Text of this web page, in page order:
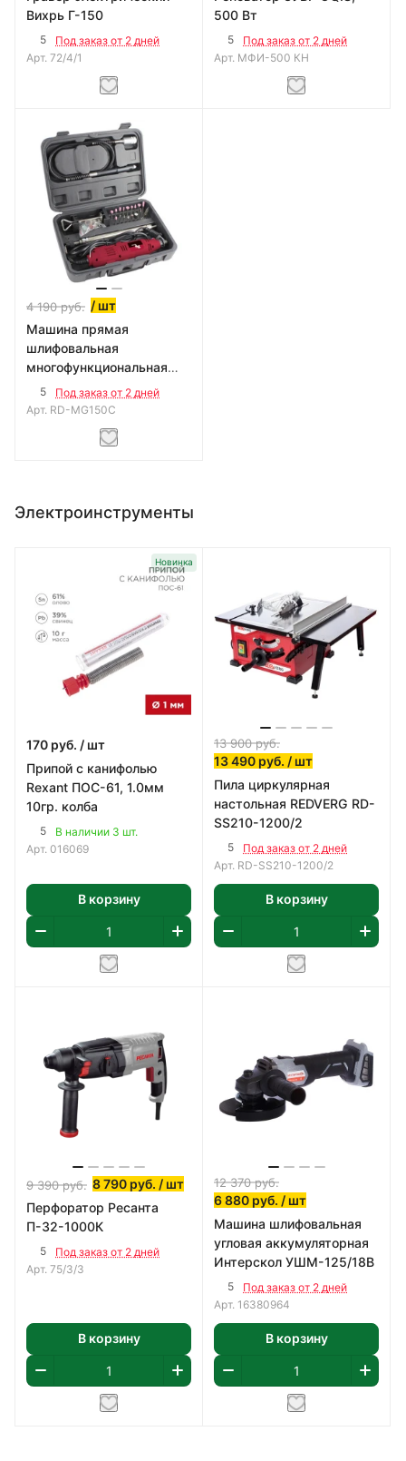
Вихрь Г-150
5
Под заказ от 2 дней
Арт. 72/4/1
500 Вт
5
Под заказ от 2 дней
Арт. МФИ-500 КН
4 190руб. / шт
Машина прямая
шлифовальная
многофункциональная
RedVerg RD-MG150C
5
Под заказ от 2 дней
Арт. RD-MG150C
Электроинструменты
Новинка
170 руб. / шт
Припой с канифолью
Rexant ПОС-61, 1.0мм
10гр. колба
5
В наличии 3 шт.
Арт. 016069
В корзину
13 900руб.
13 490 руб. / шт
Пила циркулярная
настольная REDVERG RD-
SS210-1200/2
5
Под заказ от 2 дней
Арт. RD-SS210-1200/2
В корзину
9 390руб. 8 790 руб. / шт
Перфоратор Ресанта
П-32-1000К
5
Под заказ от 2 дней
Арт. 75/3/3
В корзину
12 370руб.
6 880 руб. / шт
Машина шлифовальная
угловая аккумуляторная
Интерскол УШМ-125/18В
5
Под заказ от 2 дней
Арт. 16380964
В корзину